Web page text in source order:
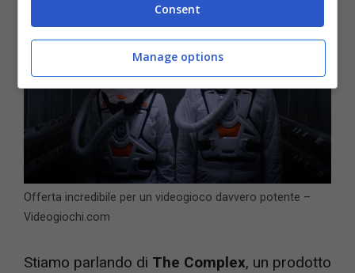
Offerta incredibile per un videogioco davvero potente –
Videogiochi.com
Stiamo parlando di The Complex, un prodotto
Consent
Manage options